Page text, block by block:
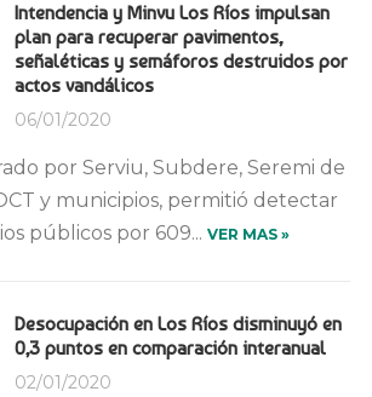
Intendencia y Minvu Los Ríos impulsan
plan para recuperar pavimentos,
señaléticas y semáforos destruidos por
actos vandálicos
06/01/2020
por Serviu, Subdere, Seremi de
y municipios, permitió detectar
públicos por 609... VER MAS »
Desocupación en Los Ríos disminuyó en
0,3 puntos en comparación interanual
02/01/2020